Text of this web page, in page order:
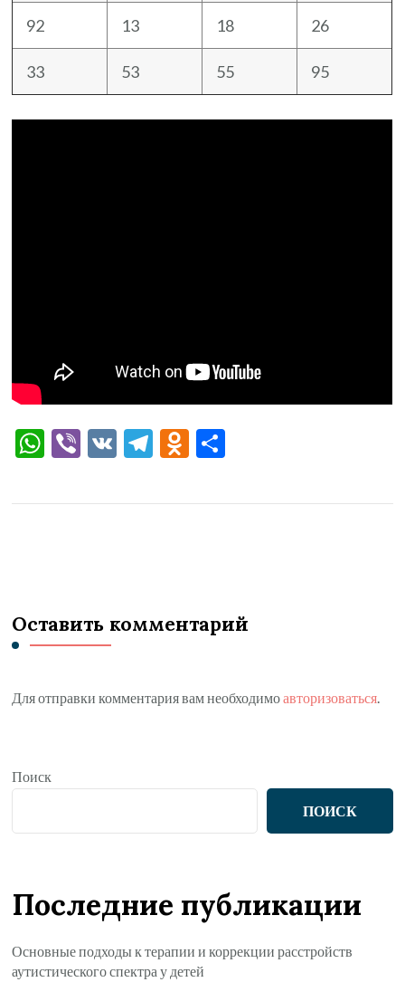
92 13 18 26
33 53 55 95
WhatsApp
Viber
VK Telegram
Odnoklassniki
Оставить комментарий
Для отправки комментария вам необходимоавторизоваться.
Поиск
ПОИСК
Последние публикации
Основные подходы к терапии и коррекции расстройств
аутистического спектра у детей